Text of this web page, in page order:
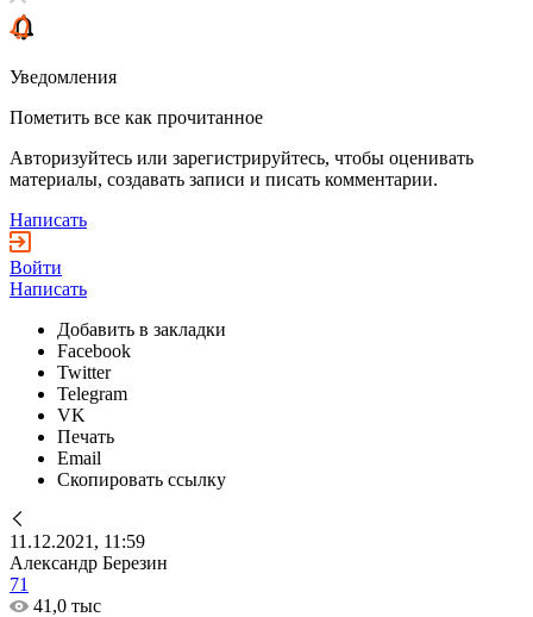
Уведомления
Пометить все как прочитанное
Авторизуйтесь или зарегистрируйтесь, чтобы оценивать
материалы, создавать записи и писать комментарии.
Написать
Войти
Написать
Добавить в закладки
Facebook
Twitter
Telegram
VK
Печать
Email
Скопировать ссылку
11.12.2021, 11:59
Александр Березин
71
41,0 тыс